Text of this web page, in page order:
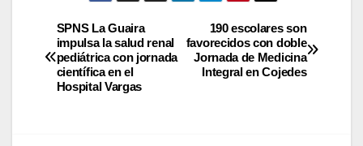
190 escolares son
favorecidos con doble
Jornada de Medicina
Integral en Cojedes
SPNS La Guaira
impulsa la salud renal
pediátrica con jornada
científica en el
Hospital Vargas